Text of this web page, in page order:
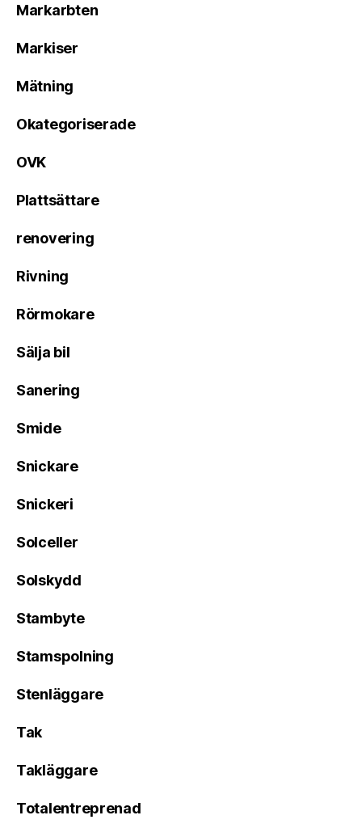
Markarbten
Markiser
Mätning
Okategoriserade
OVK
Plattsättare
renovering
Rivning
Rörmokare
Sälja bil
Sanering
Smide
Snickare
Snickeri
Solceller
Solskydd
Stambyte
Stamspolning
Stenläggare
Tak
Takläggare
Totalentreprenad